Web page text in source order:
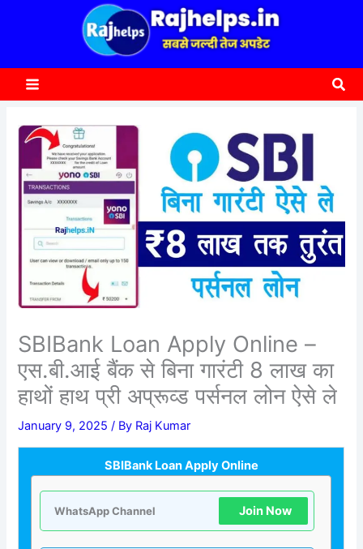
SBIBank Loan Apply Online –
एस.बी.आई बैंक से बिना गारंटी 8 लाख का
हाथों हाथ प्री अप्रूव्ड पर्सनल लोन ऐसे ले
January 9, 2025/ By Raj Kumar
SBIBank Loan Apply Online
WhatsApp Channel Join Now
c